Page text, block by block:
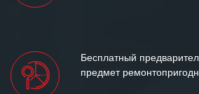
Бесплатный
предмет